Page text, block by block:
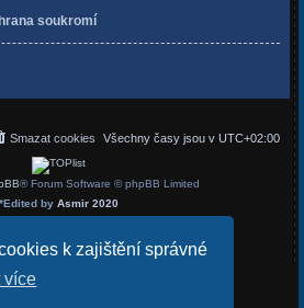
k zajištění správné
více
soukromí
Všechny časy jsou v UTC+02:00
Smazat cookies
® Forum Software © phpBB Limited
*Edited by Asmir 2020
Soukromí| Podmínky